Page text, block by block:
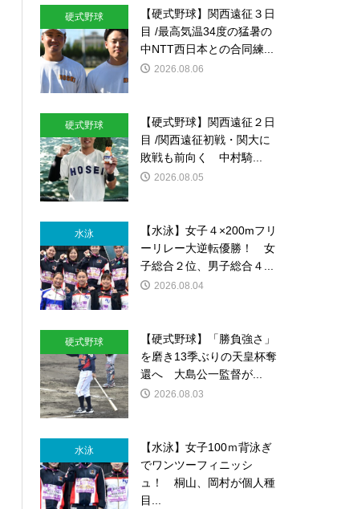
硬式野球
【硬式野球】関西遠征３日
目 /最高気温34度の猛暑の
中NTT西日本との合同練...
2026.08.06
硬式野球
【硬式野球】関西遠征２日
目 /関西遠征初戦・関大に
敗戦も前向く 中村騎...
2026.08.05
水泳
【水泳】女子４×200mフリ
ーリレー大逆転優勝！ 女
子総合２位、男子総合４...
2026.08.04
硬式野球
【硬式野球】「勝負強さ」
を磨き13季ぶりの天皇杯奪
還へ 大島公一監督が...
2026.08.03
水泳
【水泳】女子100ｍ背泳ぎ
でワンツーフィニッシ
ュ！ 桐山、岡村が個人種
目...